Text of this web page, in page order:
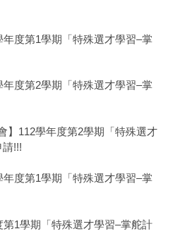
年度第1學期「特殊選才學習–掌
年度第2學期「特殊選才學習–掌
】112學年度第2學期「特殊選才
!!!
年度第1學期「特殊選才學習–掌
第1學期「特殊選才學習–掌舵計